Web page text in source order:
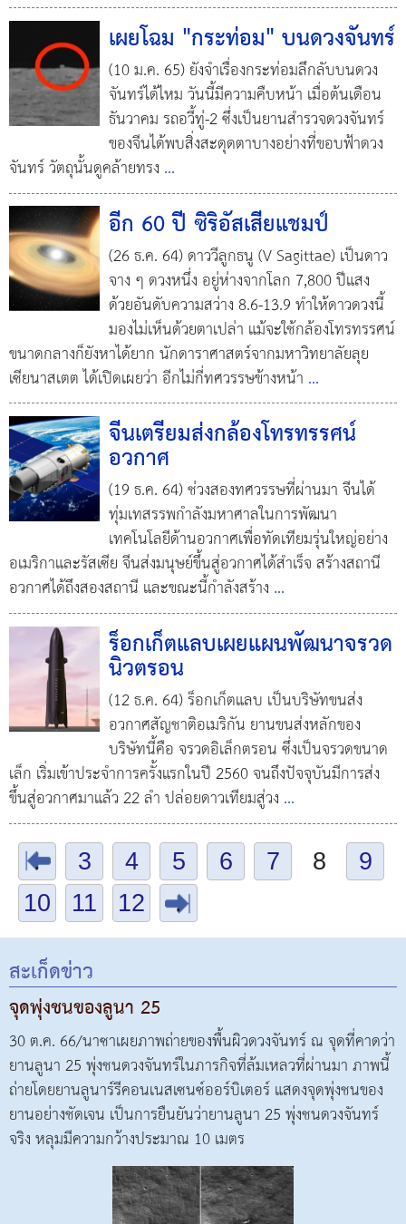
เผยโฉม "กระท่อม" บนดวงจันทร์
(10 ม.ค. 65) ยังจำเรื่องกระท่อมลึกลับบนดวง
จันทร์ได้ไหม วันนี้มีความคืบหน้า เมื่อต้นเดือน
ธันวาคม รถอวี้ทู่-2 ซึ่งเป็นยานสำรวจดวงจันทร์
ของจีนได้พบสิ่งสะดุดตาบางอย่างที่ขอบฟ้าดวง
จันทร์ วัตถุนั้นดูคล้ายทรง ...
อีก 60 ปี ซิริอัสเสียแชมป์
(26 ธ.ค. 64) ดาววีลูกธนู (V Sagittae) เป็นดาว
จาง ๆ ดวงหนึ่ง อยู่ห่างจากโลก 7,800 ปีแสง
ด้วยอันดับความสว่าง 8.6-13.9 ทำให้ดาวดวงนี้
มองไม่เห็นด้วยตาเปล่า แม้จะใช้กล้องโทรทรรศน์
ขนาดกลางก็ยังหาได้ยาก นักดาราศาสตร์จากมหาวิทยาลัยลุย
เซียนาสเตต ได้เปิดเผยว่า อีกไม่กี่ทศวรรษข้างหน้า ...
จีนเตรียมส่งกล้องโทรทรรศน์
อวกาศ
(19 ธ.ค. 64) ช่วงสองทศวรรษที่ผ่านมา จีนได้
ทุ่มเทสรรพกำลังมหาศาลในการพัฒนา
เทคโนโลยีด้านอวกาศเพื่อทัดเทียมรุ่นใหญ่อย่าง
อเมริกาและรัสเซีย จีนส่งมนุษย์ขึ้นสู่อวกาศได้สำเร็จ สร้างสถานี
อวกาศได้ถึงสองสถานี และขณะนี้กำลังสร้าง ...
ร็อกเก็ตแลบเผยแผนพัฒนาจรวด
นิวตรอน
(12 ธ.ค. 64) ร็อกเก็ตแลบ เป็นบริษัทขนส่ง
อวกาศสัญชาติอเมริกัน ยานขนส่งหลักของ
บริษัทนี้คือ จรวดอิเล็กตรอน ซึ่งเป็นจรวดขนาด
เล็ก เริ่มเข้าประจำการครั้งแรกในปี 2560 จนถึงปัจจุบันมีการส่ง
ขึ้นสู่อวกาศมาแล้ว 22 ลำ ปล่อยดาวเทียมสู่วง ...
. 3 4 5 6 7 8
9
10
11 12 .
สะเก็ดข่าว
จุดพุ่งชนของลูนา 25
30 ต.ค. 66/นาซาเผยภาพถ่ายของพื้นผิวดวงจันทร์ ณ จุดที่คาดว่า
ยานลูนา 25 พุ่งชนดวงจันทร์ในภารกิจที่ล้มเหลวที่ผ่านมา ภาพนี้
ถ่ายโดยยานลูนาร์รีคอนเนสเซนซ์ออร์บิเตอร์ แสดงจุดพุ่งชนของ
ยานอย่างชัดเจน เป็นการยืนยันว่ายานลูนา 25 พุ่งชนดวงจันทร์
จริง หลุมมีความกว้างประมาณ 10 เมตร